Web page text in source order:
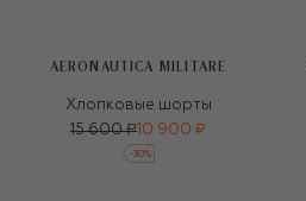
AERONAUTICA MILITARE
Хлопковые шорты
15 600 ₽ 10 900 ₽
-30%